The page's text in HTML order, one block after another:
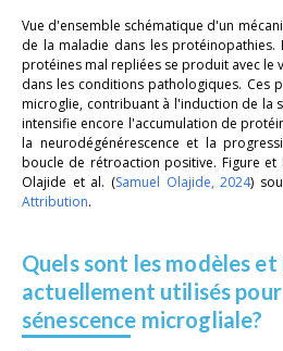
Vue d'ensemble schématique d'un
de la maladie dans les protéinopathies.
protéines mal repliées se produit avec le
dans les conditions pathologiques. Ces
microglie, contribuant à l'induction de la
intensifie encore l'accumulation de
la neurodégénérescence et la
boucle de rétroaction positive. Figure et
Olajide et al. (Samuel Olajide, 2024)
Attribution.
Quels sont les modèles
actuellement utilisés
sénescence microgliale?